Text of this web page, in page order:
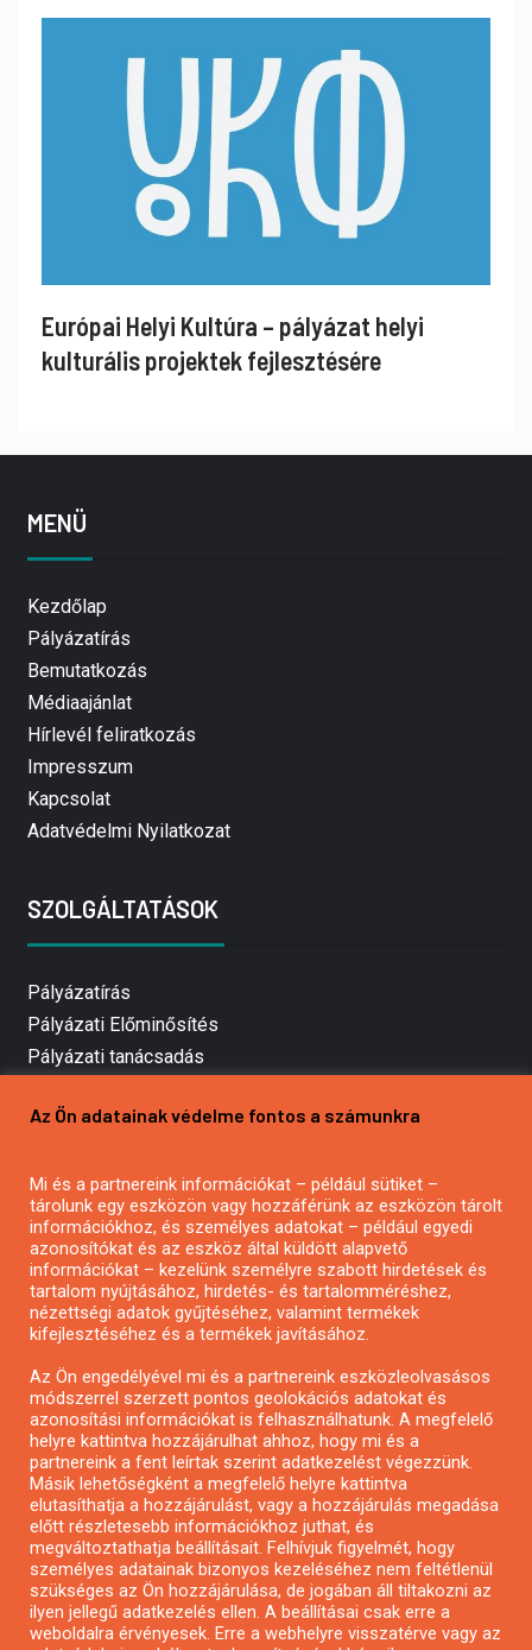
Európai Helyi Kultúra – pályázat helyi
kulturális projektek fejlesztésére
MENÜ
Kezdőlap
Pályázatírás
Bemutatkozás
Médiaajánlat
Hírlevél feliratkozás
Impresszum
Kapcsolat
Adatvédelmi Nyilatkozat
SZOLGÁLTATÁSOK
Pályázatírás
Pályázati Előminősítés
Pályázati tanácsadás
Mezőgazdasági pályázatírás
Pályázatírás civil szervezeteknek
Pályázatírás önkormányzatoknak
Pályázatfigyelés
Specifikus pályázatfigyelés vagy hírlevél
Pályázatok magánszemélyeknek
Pályázatok civil szervezeteknek
Pályázatok vállalkozásoknak
Önkormányzati pályázatok
Mezőgazdasági pályázatok
Falusi turizmus pályázatok
Napelem pályázatok
Az Ön adatainak védelme fontos a számunkra
Mi és a partnereink információkat – például sütiket –
tárolunk egy eszközön vagy hozzáférünk az eszközön tárolt
információkhoz, és személyes adatokat – például egyedi
azonosítókat és az eszköz által küldött alapvető
információkat – kezelünk személyre szabott hirdetések és
tartalom nyújtásához, hirdetés- és tartalomméréshez,
nézettségi adatok gyűjtéséhez, valamint termékek
kifejlesztéséhez és a termékek javításához.
Az Ön engedélyével mi és a partnereink eszközleolvasásos
módszerrel szerzett pontos geolokációs adatokat és
azonosítási információkat is felhasználhatunk. A megfelelő
helyre kattintva hozzájárulhat ahhoz, hogy mi és a
partnereink a fent leírtak szerint adatkezelést végezzünk.
Másik lehetőségként a megfelelő helyre kattintva
elutasíthatja a hozzájárulást, vagy a hozzájárulás megadása
előtt részletesebb információkhoz juthat, és
megváltoztathatja beállításait. Felhívjuk figyelmét, hogy
személyes adatainak bizonyos kezeléséhez nem feltétlenül
szükséges az Ön hozzájárulása, de jogában áll tiltakozni az
ilyen jellegű adatkezelés ellen. A beállításai csak erre a
weboldalra érvényesek. Erre a webhelyre visszatérve vagy az